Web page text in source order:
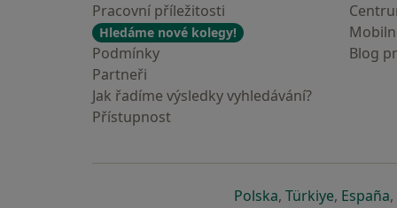
Pracovní příležitosti
Hledáme nové kolegy!
Podmínky
Partneři
Jak řadíme výsledky vyhledávání?
Přístupnost
Blog
Polskase otevře v nové
, Türkiyese
, España,